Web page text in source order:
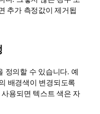
추가 측정값이 제거됩
정의할 수 있습니다. 예
배경색이 변경되도록
용되면 텍스트 색은 자